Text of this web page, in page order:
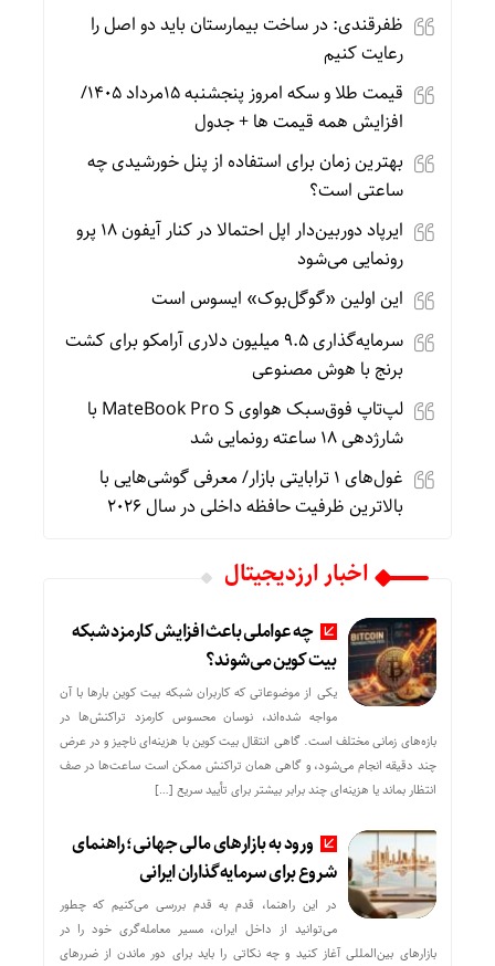
ظفرقندی: در ساخت بیمارستان باید دو اصل را
رعایت کنیم
قیمت طلا و سکه امروز پنجشنبه 15مرداد 1405/
افزایش همه قیمت ها + جدول
بهترین زمان برای استفاده از پنل خورشیدی چه
ساعتی است؟
ایرپاد دوربین‌دار اپل احتمالا در کنار آیفون ۱۸ پرو
رونمایی می‌شود
این اولین «گوگل‌بوک» ایسوس است
سرمایه‌گذاری ۹.۵ میلیون دلاری آرامکو برای کشت
برنج با هوش مصنوعی
لپ‌تاپ فوق‌سبک هواوی MateBook Pro S با
شارژدهی ۱۸ ساعته رونمایی شد
غول‌های ۱ ترابایتی بازار/ معرفی گوشی‌هایی با
بالاترین ظرفیت حافظه داخلی در سال ۲۰۲۶
اخبار ارزدیجیتال
چه عواملی باعث افزایش کارمزد شبکه
بیت کوین می‌شوند؟
یکی از موضوعاتی که کاربران شبکه بیت کوین بارها با آن
مواجه شده‌اند، نوسان محسوس کارمزد تراکنش‌ها در
بازه‌های زمانی مختلف است. گاهی انتقال بیت کوین با هزینه‌ای ناچیز و در عرض
چند دقیقه انجام می‌شود، و گاهی همان تراکنش ممکن است ساعت‌ها در صف
انتظار بماند یا هزینه‌ای چند برابر بیشتر برای تأیید سریع […]
ورود به بازارهای مالی جهانی؛ راهنمای
شروع برای سرمایه‌گذاران ایرانی
در این راهنما، قدم به قدم بررسی می‌کنیم که چطور
می‌توانید از داخل ایران، مسیر معامله‌گری خود را در
بازارهای بین‌المللی آغاز کنید و چه نکاتی را باید برای دور ماندن از ضررهای